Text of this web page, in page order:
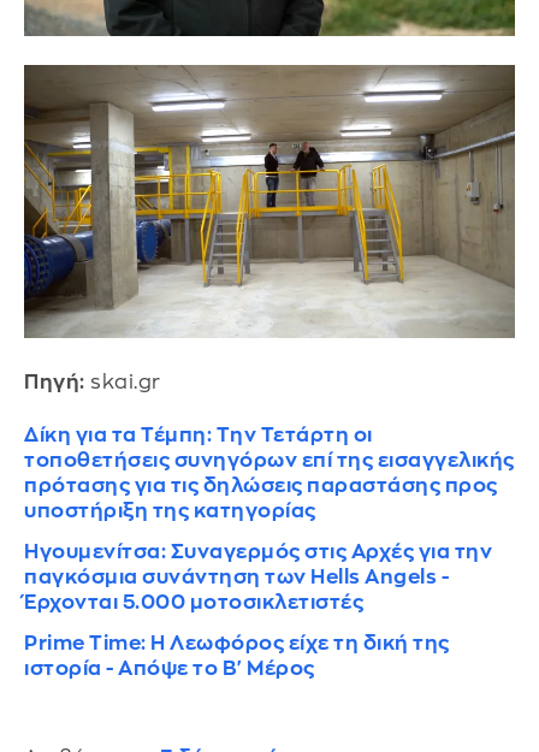
Πηγή: skai.gr
Δίκη για τα Τέμπη: Την Τετάρτη οι
τοποθετήσεις συνηγόρων επί της εισαγγελικής
πρότασης για τις δηλώσεις παραστάσης προς
υποστήριξη της κατηγορίας
Ηγουμενίτσα: Συναγερμός στις Αρχές για την
παγκόσμια συνάντηση των Hells Angels -
Έρχονται 5.000 μοτοσικλετιστές
Prime Time: Η Λεωφόρος είχε τη δική της
ιστορία - Απόψε το B' Mέρος